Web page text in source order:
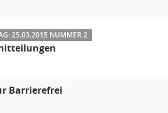
25.03.2015 NUMMER 2
Barrierefrei